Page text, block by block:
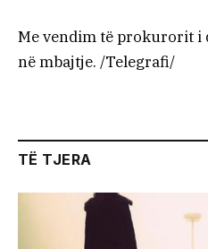
Me vendim të prokurorit i
në mbajtje. /Telegrafi/
TË TJERA